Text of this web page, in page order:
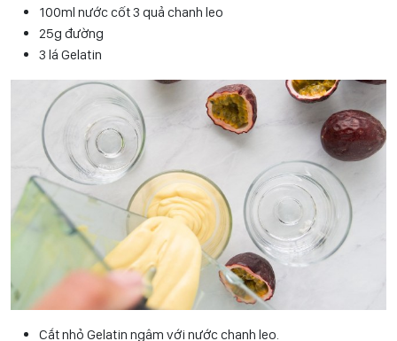
100ml nước cốt 3 quả chanh leo
25g đường
3 lá Gelatin
Cắt nhỏ Gelatin ngâm với nước chanh leo.